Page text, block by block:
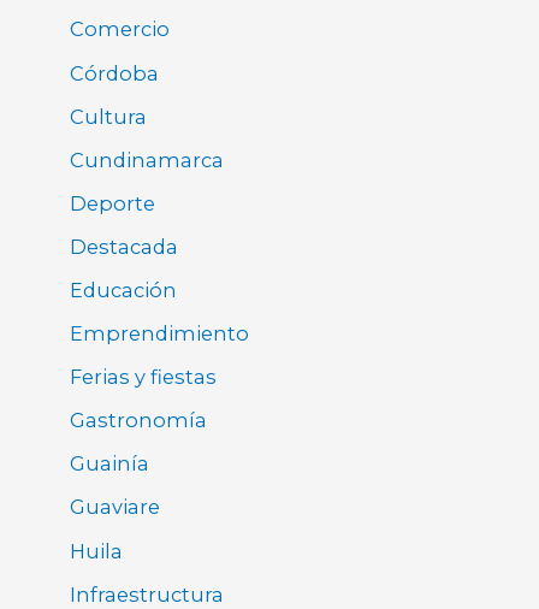
Comercio
Córdoba
Cultura
Cundinamarca
Deporte
Destacada
Educación
Emprendimiento
Ferias y fiestas
Gastronomía
Guainía
Guaviare
Huila
Infraestructura